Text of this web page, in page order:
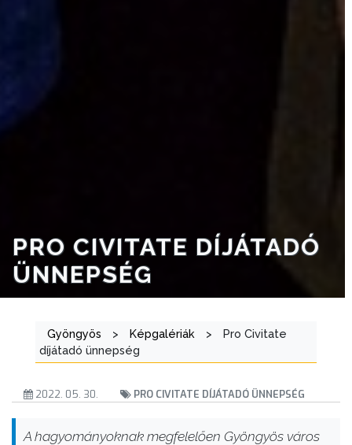
PRO CIVITATE DÍJÁTADÓ
ÜNNEPSÉG
Gyöngyös > Képgalériák >
Pro Civitate
díjátadó ünnepség
2022. 05. 30. PRO CIVITATE DÍJÁTADÓ ÜNNEPSÉG
A hagyományoknak megfelelően Gyöngyös város